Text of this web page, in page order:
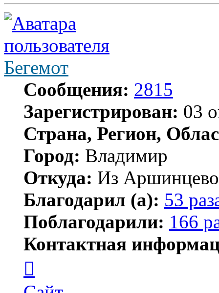
Бегемот
Сообщения: 2815
Зарегистрирован: 03
Страна, Регион,
Город: Владимир
Откуда: Из
Благодарил (а): 53
Поблагодарили: 166
Контактная
пользователя
Бегемот